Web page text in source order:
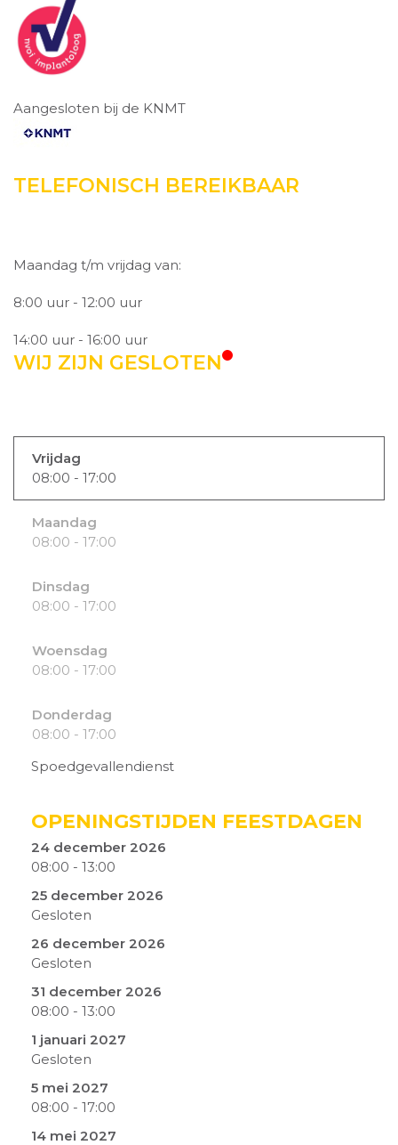
Aangesloten bij de KNMT
TELEFONISCH BEREIKBAAR
Maandag t/m vrijdag van:
8:00 uur - 12:00 uur
14:00 uur - 16:00 uur
WIJ ZIJN GESLOTEN
Vrijdag
08:00 - 17:00
Maandag
08:00 - 17:00
Dinsdag
08:00 - 17:00
Woensdag
08:00 - 17:00
Donderdag
08:00 - 17:00
Spoedgevallendienst
OPENINGSTIJDEN FEESTDAGEN
24 december 2026
08:00 - 13:00
25 december 2026
Gesloten
26 december 2026
Gesloten
31 december 2026
08:00 - 13:00
1 januari 2027
Gesloten
5 mei 2027
08:00 - 17:00
14 mei 2027